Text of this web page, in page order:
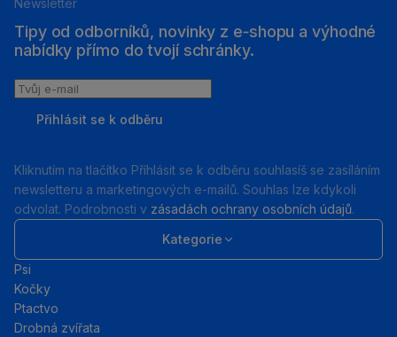
Newsletter
Tipy od odborníků, novinky z e‑shopu a výhodné
nabídky přímo do tvojí schránky.
Tvůj
Přihlásit se k odběru
Kliknutím na tlačítko Příhlásit se k odběru souhlasíš se zasíláním
newsletteru a marketingových e-mailů. Souhlas lze kdykoli
odvolat. Podrobnosti v zásadách ochrany osobních údajů.
Kategorie
Psi
Kočky
Ptactvo
Drobná zvířata